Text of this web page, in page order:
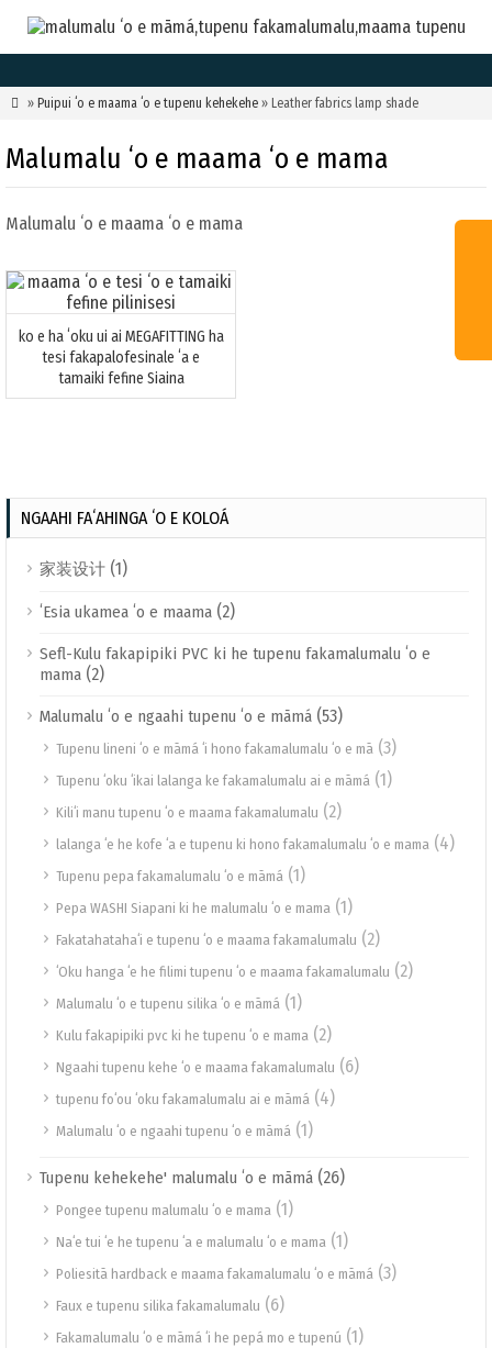
 » Puipui ʻo e maama ʻo e tupenu kehekehe » Leather fabrics lamp shade
Malumalu ʻo e maama ʻo e mama
Malumalu ʻo e maama ʻo e mama
ko e ha ʻoku ui ai MEGAFITTING ha
tesi fakapalofesinale ʻa e
tamaiki fefine Siaina
NGAAHI FAʻAHINGA ʻO E KOLOÁ
家装设计 (1)
ʻEsia ukamea ʻo e maama (2)
Sefl-Kulu fakapipiki PVC ki he tupenu fakamalumalu ʻo e
mama (2)
Malumalu ʻo e ngaahi tupenu ʻo e māmá (53)
Tupenu lineni ʻo e māmá ʻi hono fakamalumalu ʻo e mā (3)
Tupenu ʻoku ʻikai lalanga ke fakamalumalu ai e māmá (1)
Kiliʻi manu tupenu ʻo e maama fakamalumalu (2)
lalanga ʻe he kofe ʻa e tupenu ki hono fakamalumalu ʻo e mama (4)
Tupenu pepa fakamalumalu ʻo e māmá (1)
Pepa WASHI Siapani ki he malumalu ʻo e mama (1)
Fakatahatahaʻi e tupenu ʻo e maama fakamalumalu (2)
ʻOku hanga ʻe he filimi tupenu ʻo e maama fakamalumalu (2)
Malumalu ʻo e tupenu silika ʻo e māmá (1)
Kulu fakapipiki pvc ki he tupenu ʻo e mama (2)
Ngaahi tupenu kehe ʻo e maama fakamalumalu (6)
tupenu foʻou ʻoku fakamalumalu ai e māmá (4)
Malumalu ʻo e ngaahi tupenu ʻo e māmá (1)
Tupenu kehekehe' malumalu ʻo e māmá (26)
Pongee tupenu malumalu ʻo e mama (1)
Naʻe tui ʻe he tupenu ʻa e malumalu ʻo e mama (1)
Poliesitā hardback e maama fakamalumalu ʻo e māmá (3)
Faux e tupenu silika fakamalumalu (6)
Fakamalumalu ʻo e māmá ʻi he pepá mo e tupenú (1)